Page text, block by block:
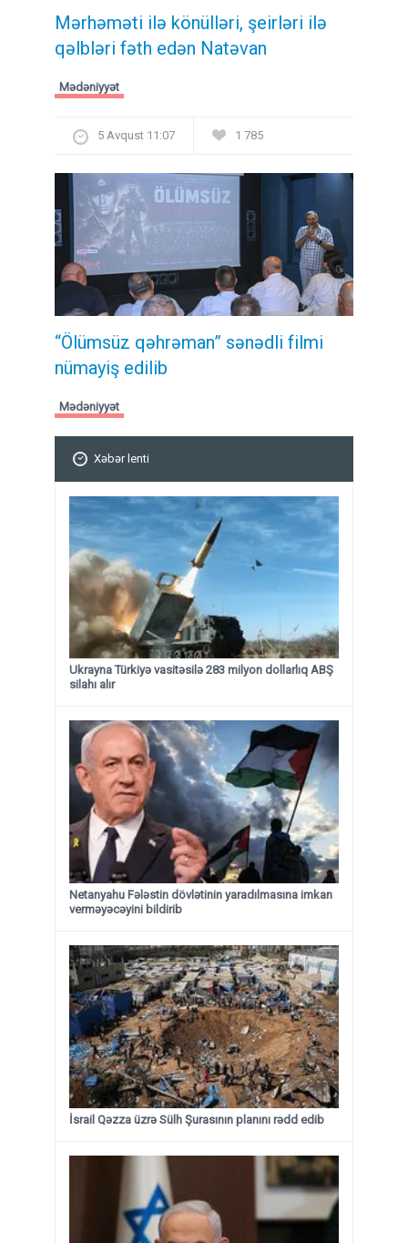
Mərhəməti ilə könülləri, şeirləri ilə
qəlbləri fəth edən Natəvan
Mədəniyyət
5 Avqust 11:07 1 785
“Ölümsüz qəhrəman” sənədli filmi
nümayiş edilib
Mədəniyyət
Xəbər lenti
Ukrayna Türkiyə vasitəsilə 283 milyon dollarlıq ABŞ
silahı alır
Netanyahu Fələstin dövlətinin yaradılmasına imkan
verməyəcəyini bildirib
İsrail Qəzza üzrə Sülh Şurasının planını rədd edib